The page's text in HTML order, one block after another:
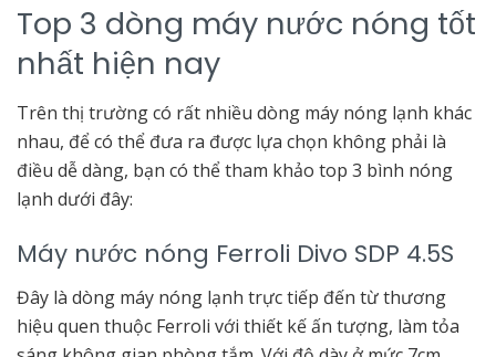
Top 3 dòng máy nước nóng tốt
nhất hiện nay
Trên thị trường có rất nhiều dòng máy nóng lạnh khác
nhau, để có thể đưa ra được lựa chọn không phải là
điều dễ dàng, bạn có thể tham khảo top 3 bình nóng
lạnh dưới đây:
Máy nước nóng Ferroli Divo SDP 4.5S
Đây là dòng máy nóng lạnh trực tiếp đến từ thương
hiệu quen thuộc Ferroli với thiết kế ấn tượng, làm tỏa